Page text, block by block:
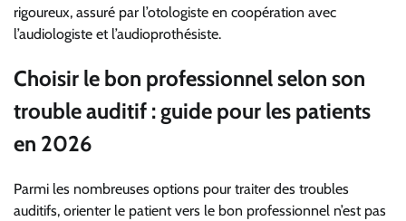
rigoureux, assuré par l’otologiste en coopération avec
l’audiologiste et l’audioprothésiste.
Choisir le bon professionnel selon son
trouble auditif : guide pour les patients
en 2026
Parmi les nombreuses options pour traiter des troubles
auditifs, orienter le patient vers le bon professionnel n’est pas